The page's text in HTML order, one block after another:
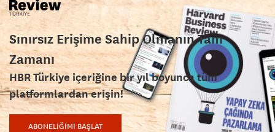
Sınırsız Erişime Sahip Olmanın Tam
Zamanı
HBR Türkiye içeriğine bir yıl boyunca tüm
platformlardan erişin!
ABONELİĞİMİ BAŞLAT